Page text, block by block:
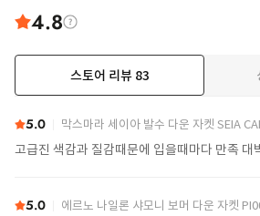
4.8
스토어 리뷰 83
5.0 막스마라 세이아 발수 다운 자켓 SEIA
고급진 색감과 질감때문에 입을때마다 만족 대
5.0 에르노 나일론 샤모니 보머 다운 자켓